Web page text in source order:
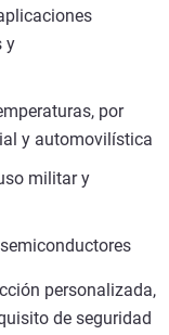
y
por
y automovilística
militar y
personalizada,
de seguridad